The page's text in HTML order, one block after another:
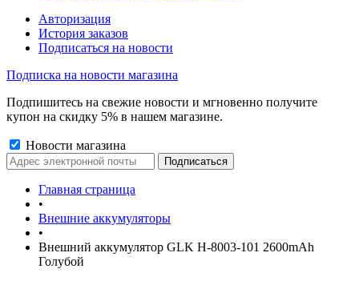
Авторизация
История заказов
Подписаться на новости
Подписка на новости магазина
Подпишитесь на свежие новости и мгновенно получите
купон на скидку 5% в нашем магазине.
Новости магазина
Главная страница
•
Внешние аккумуляторы
•
Внешний аккумулятор GLK H-8003-101 2600mAh
Голубой